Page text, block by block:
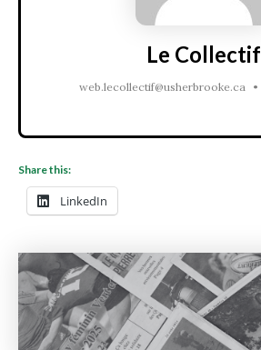
Le Collectif
web.lecollectif@usherbrooke.ca •
Share this:
LinkedIn